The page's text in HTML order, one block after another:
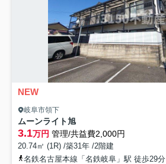
NEW
岐阜市領下
ムーンライト旭
3.1万円 管理/共益費2,000円
20.74㎡ (1R) /築31年 /2階建
名鉄名古屋本線「名鉄岐阜」駅 徒歩29分